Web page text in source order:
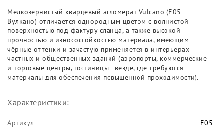
Мелкозернистый кварцевый агломерат Vulcano (E05 -
Вулкано) отличается однородным цветом с волнистой
поверхностью под фактуру сланца, а также высокой
прочностью и износостойкостью материала, имеющим
чёрные оттенки и зачастую применяется в интерьерах
частных и общественных зданий (аэропорты, коммерческие
и торговые центры, гостиницы - везде, где требуются
материалы для обеспечения повышенной проходимости).
Характеристики:
Артикул
E05